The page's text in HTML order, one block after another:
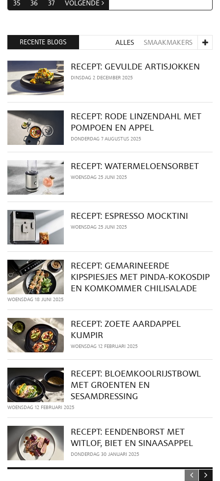
35 36 37 VOLGENDE
RECENTE BLOGS ALLES SMAAKMAKERS
RECEPT: GEVULDE ARTISJOKKEN
DINSDAG 2 DECEMBER 2025
RECEPT: RODE LINZENDAHL MET
POMPOEN EN APPEL
DONDERDAG 7 AUGUSTUS 2025
RECEPT: WATERMELOENSORBET
WOENSDAG 25 JUNI 2025
RECEPT: ESPRESSO MOCKTINI
WOENSDAG 25 JUNI 2025
RECEPT: GEMARINEERDE
KIPSPIESJES MET PINDA-KOKOSDIP
EN KOMKOMMER CHILISALADE
WOENSDAG 18 JUNI 2025
RECEPT: ZOETE AARDAPPEL
KUMPIR
WOENSDAG 12 FEBRUARI 2025
RECEPT: BLOEMKOOLRIJSTBOWL
MET GROENTEN EN
SESAMDRESSING
WOENSDAG 12 FEBRUARI 2025
RECEPT: EENDENBORST MET
WITLOF, BIET EN SINAASAPPEL
DONDERDAG 30 JANUARI 2025